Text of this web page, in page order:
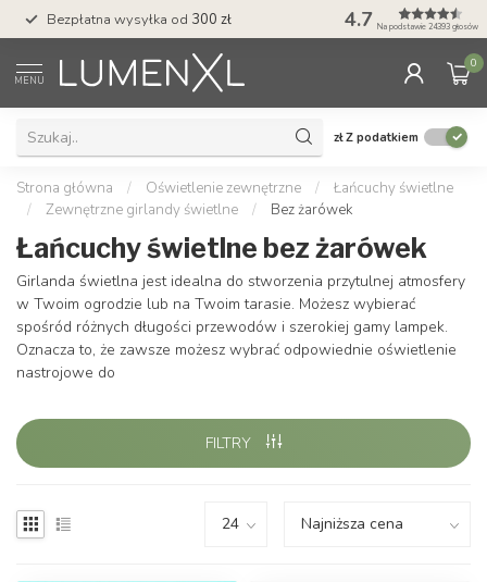
Bezpłatna wysyłka od 300 zł Profesjonalna
4.7 Na podstawie 24393 głosów
MENU
0
złZ podatkiem
Strona główna / Oświetlenie zewnętrzne /
Łańcuchy świetlne
/
Zewnętrzne girlandy świetlne / Bez żarówek
Łańcuchy świetlne bez żarówek
Girlanda świetlna jest idealna do stworzenia przytulnej atmosfery
w Twoim ogrodzie lub na Twoim tarasie. Możesz wybierać
spośród różnych długości przewodów i szerokiej gamy lampek.
Oznacza to, że zawsze możesz wybrać odpowiednie oświetlenie
nastrojowe do
FILTRY